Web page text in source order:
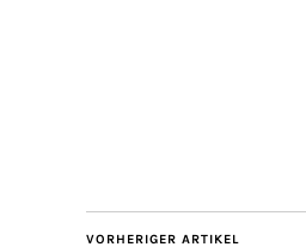
VORHERIGER ARTIKEL